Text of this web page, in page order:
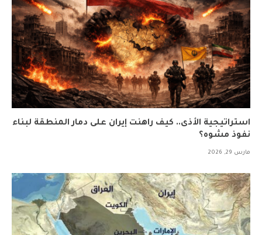
استراتيجية الأذى.. كيف راهنت إيران على دمار المنطقة لبناء
نفوذ مشوه؟
مارس 29, 2026